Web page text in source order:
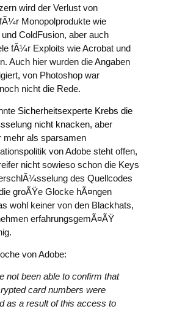
wird der Verlust von
Monopolprodukte wie
ColdFusion, aber auch
fÃ¼r Exploits wie Acrobat und
Auch hier wurden die Angaben
von Photoshop war
nicht die Rede.
Sicherheitsexperte Krebs die
nicht knacken, aber
mehr als sparsamen
von Adobe steht offen,
nicht sowieso schon die Keys
des Quellcodes
groÃŸe Glocke hÃ¤ngen
wohl keiner von den Blackhats,
erfahrungsgemÃ¤ÃŸ
von Adobe:
not been able to confirm that
card numbers were
as a result of this access to